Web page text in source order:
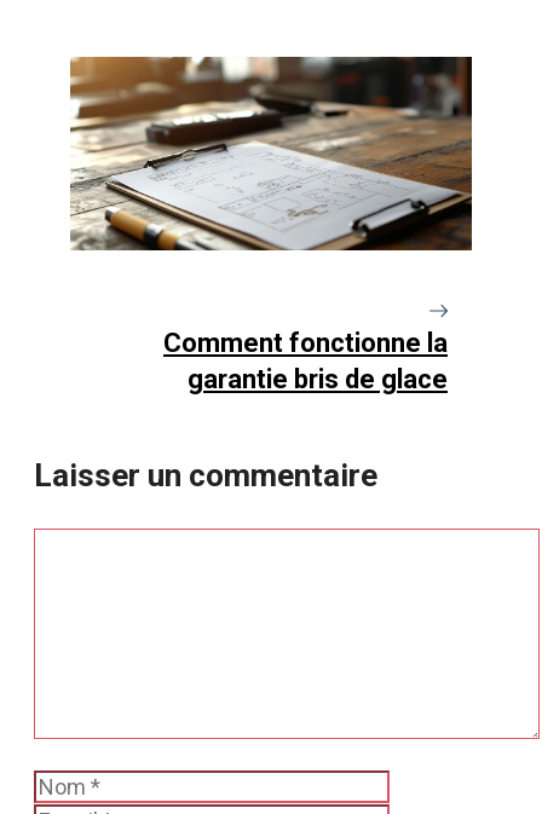
Comment fonctionne la
garantie bris de glace
Laisser un commentaire
Nom